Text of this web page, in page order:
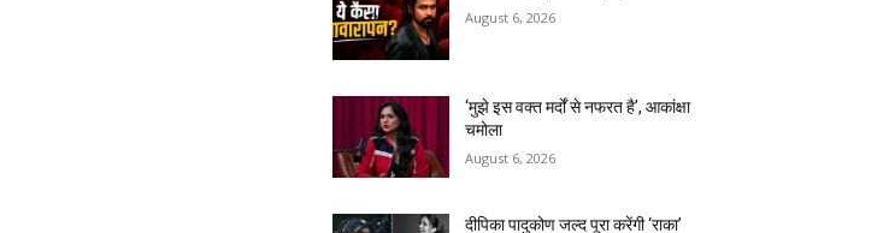
August 6, 2026
‘मुझे इस वक्त मर्दों से नफरत है’, आकांक्षा
चमोला
August 6, 2026
दीपिका पादुकोण जल्द पूरा करेंगी ‘राका’